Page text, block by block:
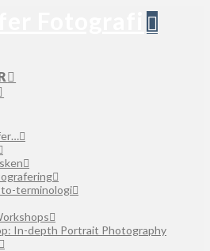
terminologi
In-depth Portrait Photography